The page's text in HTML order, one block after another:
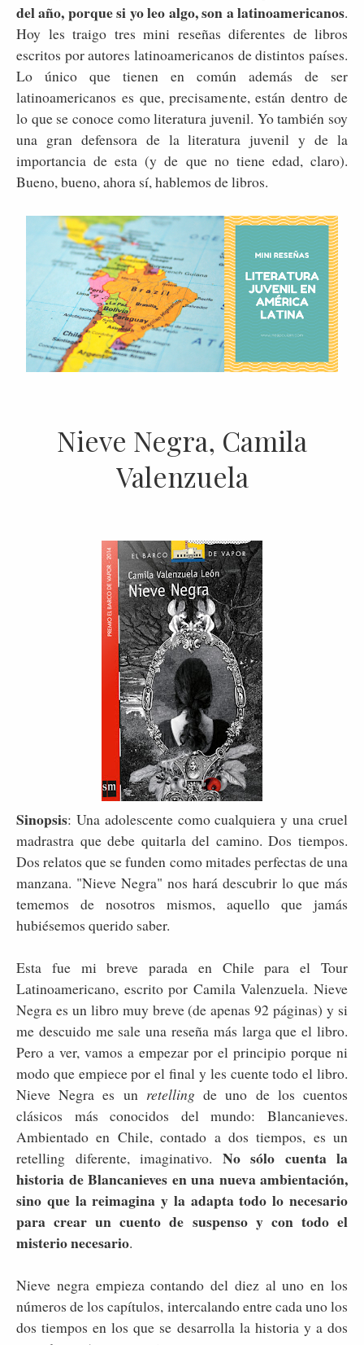
del año, porque si yo leo algo, son a latinoamericanos.
Hoy les traigo tres mini reseñas diferentes de libros
escritos por autores latinoamericanos de distintos países.
Lo único que tienen en común además de ser
latinoamericanos es que, precisamente, están dentro de
lo que se conoce como literatura juvenil. Yo también soy
una gran defensora de la literatura juvenil y de la
importancia de esta (y de que no tiene edad, claro).
Bueno, bueno, ahora sí, hablemos de libros.
Nieve Negra, Camila
Valenzuela
Sinopsis: Una adolescente como cualquiera y una cruel
madrastra que debe quitarla del camino. Dos tiempos.
Dos relatos que se funden como mitades perfectas de una
manzana. "Nieve Negra" nos hará descubrir lo que más
tememos de nosotros mismos, aquello que jamás
hubiésemos querido saber.
Esta fue mi breve parada en Chile para el Tour
Latinoamericano, escrito por Camila Valenzuela. Nieve
Negra es un libro muy breve (de apenas 92 páginas) y si
me descuido me sale una reseña más larga que el libro.
Pero a ver, vamos a empezar por el principio porque ni
modo que empiece por el final y les cuente todo el libro.
Nieve Negra es un retellingde uno de los cuentos
clásicos más conocidos del mundo: Blancanieves.
Ambientado en Chile, contado a dos tiempos, es un
retelling diferente, imaginativo. No sólo cuenta la
historia de Blancanieves en una nueva ambientación,
sino que la reimagina y la adapta todo lo necesario
para crear un cuento de suspenso y con todo el
misterio necesario.
Nieve negra empieza contando del diez al uno en los
números de los capítulos, intercalando entre cada uno los
dos tiempos en los que se desarrolla la historia y a dos